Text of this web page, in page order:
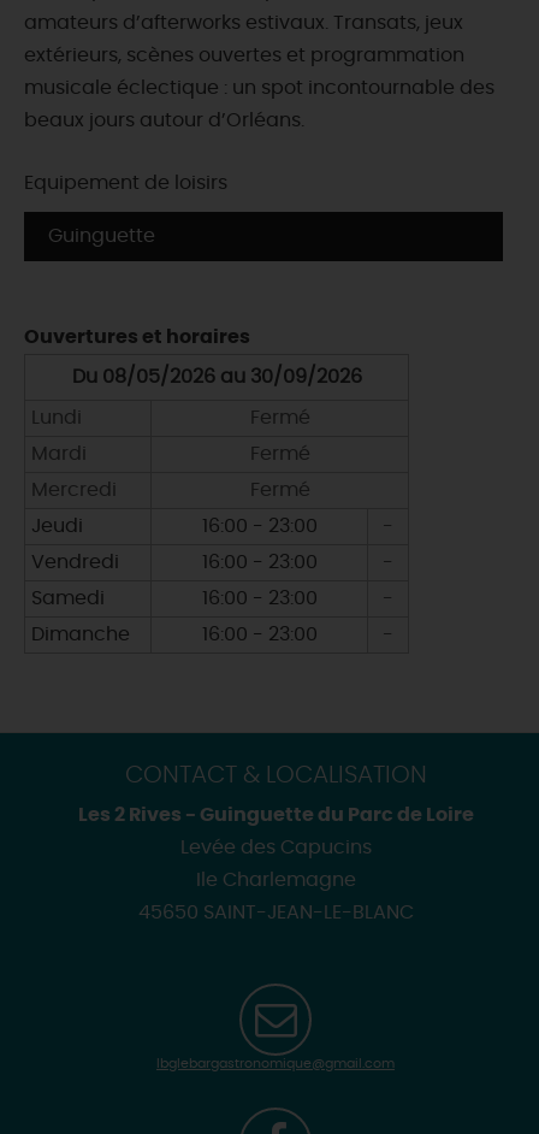
amateurs d’afterworks estivaux. Transats, jeux
extérieurs, scènes ouvertes et programmation
musicale éclectique : un spot incontournable des
beaux jours autour d’Orléans.
Equipement de loisirs
Guinguette
Ouvertures et horaires
Du 08/05/2026 au 30/09/2026
Lundi
Fermé
Mardi
Fermé
Mercredi
Fermé
Jeudi
16:00 - 23:00
-
Vendredi
16:00 - 23:00
-
Samedi
16:00 - 23:00
-
Dimanche
16:00 - 23:00 -
CONTACT & LOCALISATION
Les 2 Rives - Guinguette du Parc de Loire
Levée des Capucins
Ile Charlemagne
45650 SAINT-JEAN-LE-BLANC
lbglebargastronomique@gmail.com